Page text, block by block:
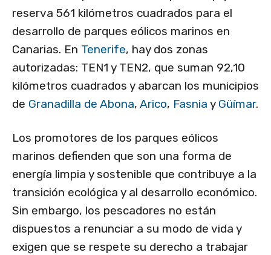
reserva 561 kilómetros cuadrados para el
desarrollo de parques eólicos marinos en
Canarias. En Tenerife, hay dos zonas
autorizadas: TEN1 y TEN2, que suman 92,10
kilómetros cuadrados y abarcan los municipios
de Granadilla de Abona, Arico, Fasnia y Güímar.
Los promotores de los parques eólicos
marinos defienden que son una forma de
energía limpia y sostenible que contribuye a la
transición ecológica y al desarrollo económico.
Sin embargo, los pescadores no están
dispuestos a renunciar a su modo de vida y
exigen que se respete su derecho a trabajar